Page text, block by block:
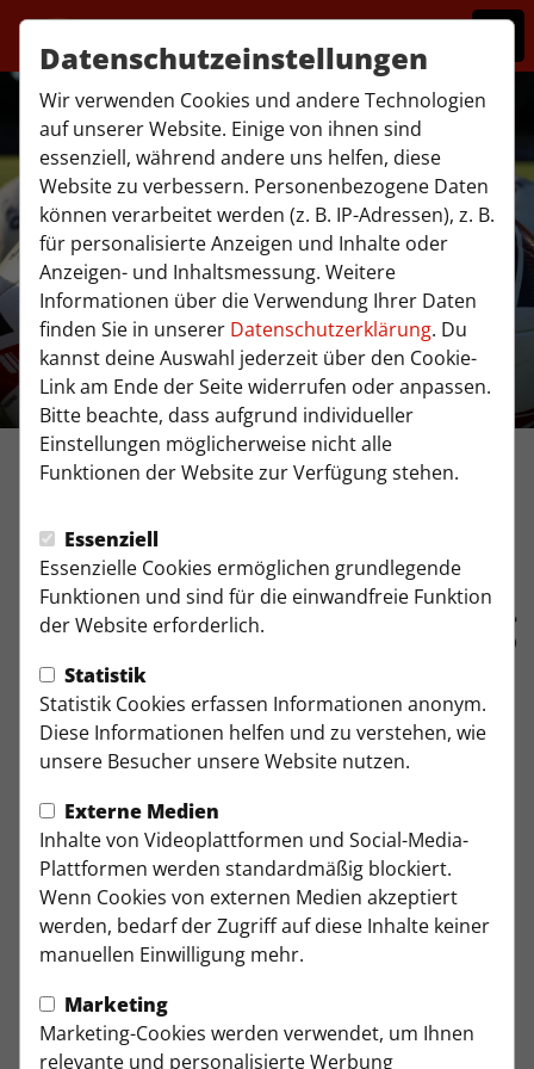
Datenschutzeinstellungen
Wir verwenden Cookies und andere Technologien
auf unserer Website. Einige von ihnen sind
essenziell, während andere uns helfen, diese
Website zu verbessern. Personenbezogene Daten
können verarbeitet werden (z. B. IP-Adressen), z. B.
für personalisierte Anzeigen und Inhalte oder
Anzeigen- und Inhaltsmessung. Weitere
Informationen über die Verwendung Ihrer Daten
finden Sie in unserer Datenschutzerklärung. Du
kannst deine Auswahl jederzeit über den Cookie-
Link am Ende der Seite widerrufen oder anpassen.
Bitte beachte, dass aufgrund individueller
Einstellungen möglicherweise nicht alle
Funktionen der Website zur Verfügung stehen.
Essenziell
Essenzielle Cookies ermöglichen grundlegende
Funktionen und sind für die einwandfreie Funktion
der Website erforderlich.
Statistik
Statistik Cookies erfassen Informationen anonym.
Diese Informationen helfen und zu verstehen, wie
unsere Besucher unsere Website nutzen.
Externe Medien
Inhalte von Videoplattformen und Social-Media-
Plattformen werden standardmäßig blockiert.
Wenn Cookies von externen Medien akzeptiert
werden, bedarf der Zugriff auf diese Inhalte keiner
manuellen Einwilligung mehr.
Marketing
Marketing-Cookies werden verwendet, um Ihnen
relevante und personalisierte Werbung
1. MANNSCHAFT
Fahrplan der
Sommervorbereitung
Die Vorbereitung auf die Oberliga-Westfalen-Saison
nimmt schon bald Fahrt auf. Am Mittwoch, den
01.07.2026, beginnt unsere 1. Mannschaft mit dem
Trainingsauftakt die Vorbereitung auf die neue
Wir haben alle wichtigen Termine inklusive der
Testspiele im Überblick. Sollte es Änderungen geben,
informieren wir euch natürlich wie gewohnt über
unsere Social-Media-Kanäle.
Termine der Sommervorbereitung 2026
01.07.2026, 18:30 Uhr: Trainingsauftakt
05.07.2026, 14:30 Uhr: SpVgg. Röhlinghausen Herne